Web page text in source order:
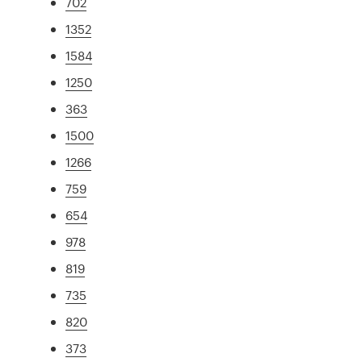
1352
1584
1250
363
1500
1266
759
654
978
819
735
820
373